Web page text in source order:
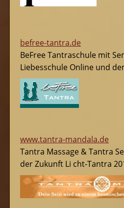
befree-tantra.de
BeFree Tantraschule mit
Liebesschule Online und
www.tantra-mandala.de
Tantra Massage & Tantra
der Zukunft Li cht-Tantra